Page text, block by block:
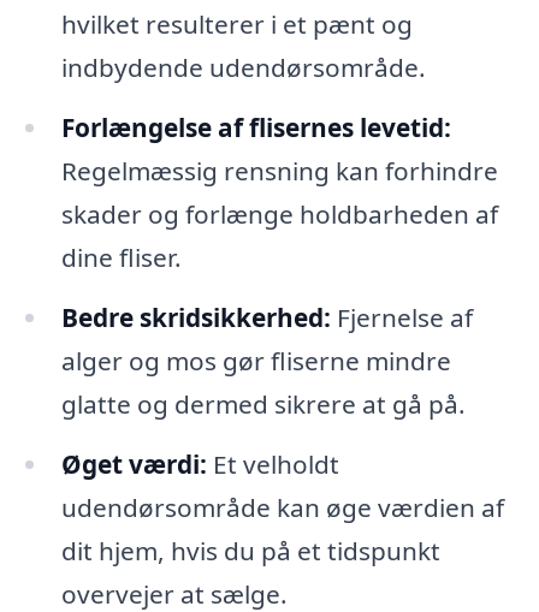
hvilket resulterer i et pænt og
indbydende udendørsområde.
Forlængelse af flisernes levetid:
Regelmæssig rensning kan forhindre
skader og forlænge holdbarheden af
dine fliser.
Bedre skridsikkerhed: Fjernelse af
alger og mos gør fliserne mindre
glatte og dermed sikrere at gå på.
Øget værdi: Et velholdt
udendørsområde kan øge værdien af
dit hjem, hvis du på et tidspunkt
overvejer at sælge.